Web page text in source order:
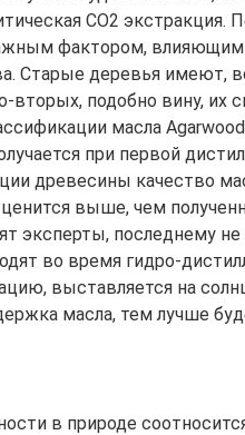
CO2 экстракция.
фактором, влияющим
Старые деревья имеют,
вторых, подобно вину, их
масла
при первой
древесины качество
выше, чем
эксперты, последнему
во время гидро-
выставляется на
масла, тем лучше
в природе